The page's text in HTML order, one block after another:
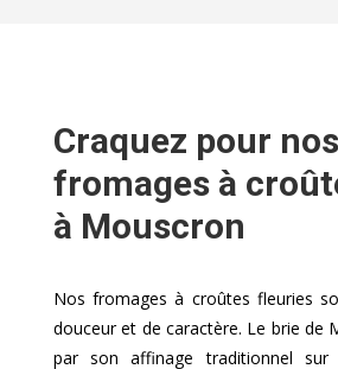
Craquez pour nos
fromages à
à Mouscron
Nos fromages à croûtes fleuries
douceur et de caractère. Le brie de
par son affinage traditionnel